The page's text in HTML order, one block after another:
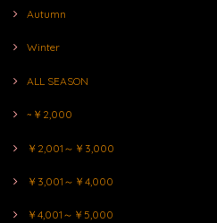
Autumn
Winter
ALL SEASON
~￥2,000
￥2,001～￥3,000
￥3,001～￥4,000
￥4,001～￥5,000